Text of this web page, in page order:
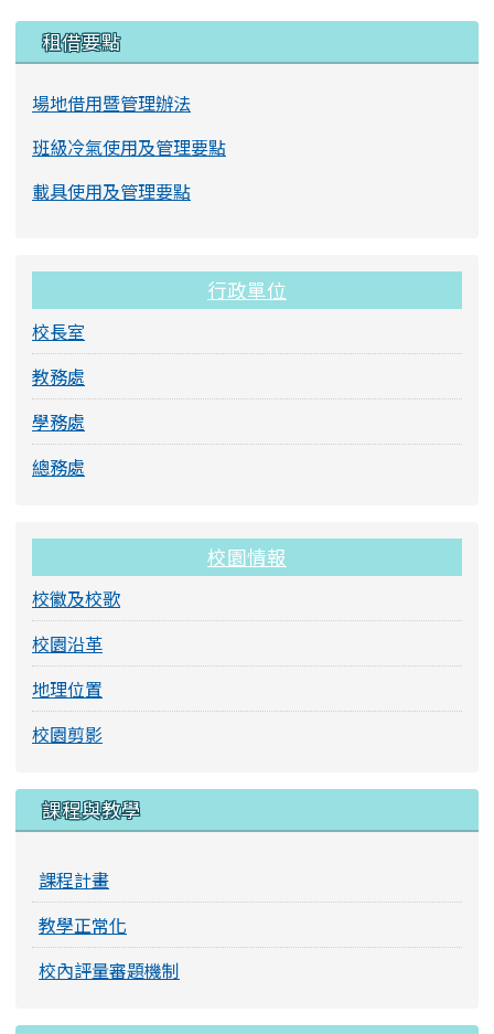
左邊區域內容
租借要點
場地借用暨管理辦法
班級冷氣使用及管理要點
載具使用及管理要點
行政單位
校長室
教務處
學務處
總務處
校園情報
校徽及校歌
校園沿革
地理位置
校園剪影
課程與教學
課程計畫
教學正常化
校內評量審題機制